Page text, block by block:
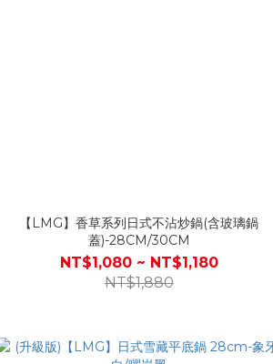
【LMG】香草系列日式不沾炒鍋(含玻璃鍋
蓋)-28CM/30CM
NT$1,080 ~ NT$1,180
NT$1,880